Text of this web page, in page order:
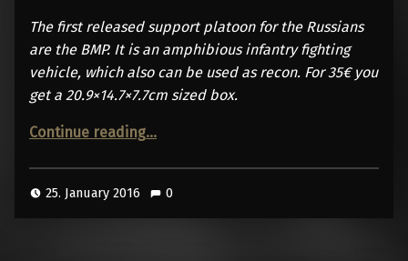
The first released support platoon for the Russians
are the BMP. It is an amphibious infantry fighting
vehicle, which also can be used as recon. For 35€ you
get a 20.9×14.7×7.7cm sized box.
Continue reading…
25. January 2016 0